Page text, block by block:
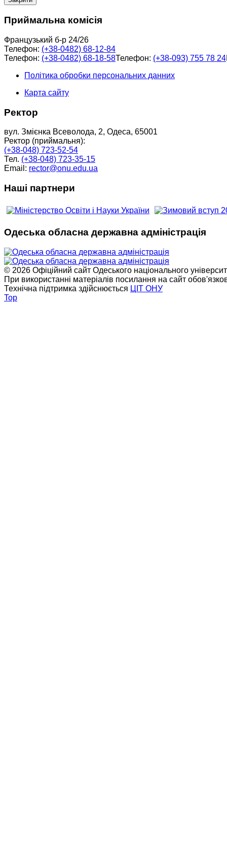
Приймальна комісія
Французький б-р 24/26
Телефон: (+38-0482) 68-12-84
Телефон: (+38-0482) 68-18-58Телефон: (+38-093) 755 78 24
Політика обробки персональних данних
Карта сайту
Ректор
вул. Змієнка Всеволода, 2, Одеса, 65001
Ректор (приймальня):
(+38-048) 723-52-54
Тел. (+38-048) 723-35-15
Email: rector@onu.edu.ua
Наші партнери
Одеська обласна державна адміністрація
© 2026 Офіційний сайт Одеського національного
При використанні матеріалів посилання на сайт
Технічна підтримка здійснюється ЦІТ ОНУ
Top